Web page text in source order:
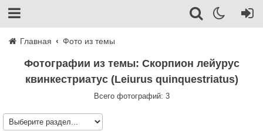
Главная Фото из темы
Фотографии из темы: Скорпион лейурус
квинкестриатус (Leiurus quinquestriatus)
Всего фотографий: 3